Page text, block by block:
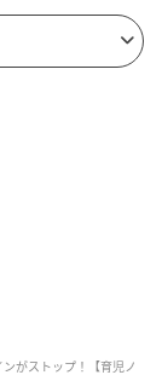
がストップ！【育児ノ